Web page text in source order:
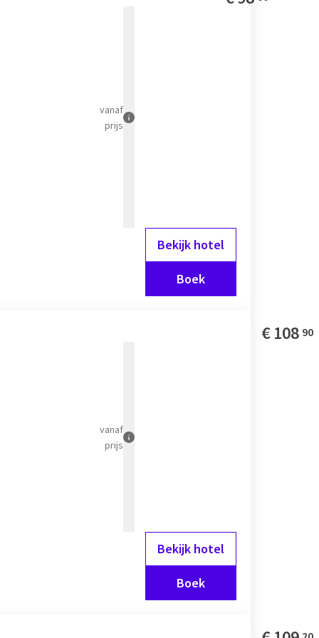
van een exclusieve
gevoel. Perfect voor
moment van rust
sfeervolle bar of
vanaf
prijs
Bekijk hotel
Boek
€108 90
vanaf
prijs
Bekijk hotel
Boek